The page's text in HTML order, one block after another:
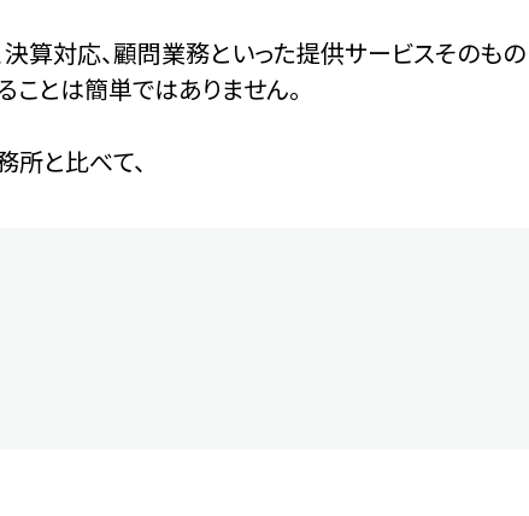
算対応、顧問業務といった提供サービスそのもの
ことは簡単ではありません。
所と比べて、